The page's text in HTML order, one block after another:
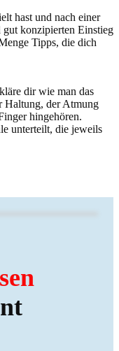
hast und nach einer
gut konzipierten Einstieg
Tipps, die dich
dir wie man das
Haltung, der Atmung
hingehören.
unterteilt, die jeweils